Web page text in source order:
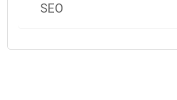
SEO